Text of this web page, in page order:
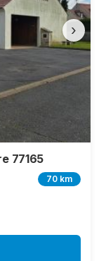
›
77165
70 km